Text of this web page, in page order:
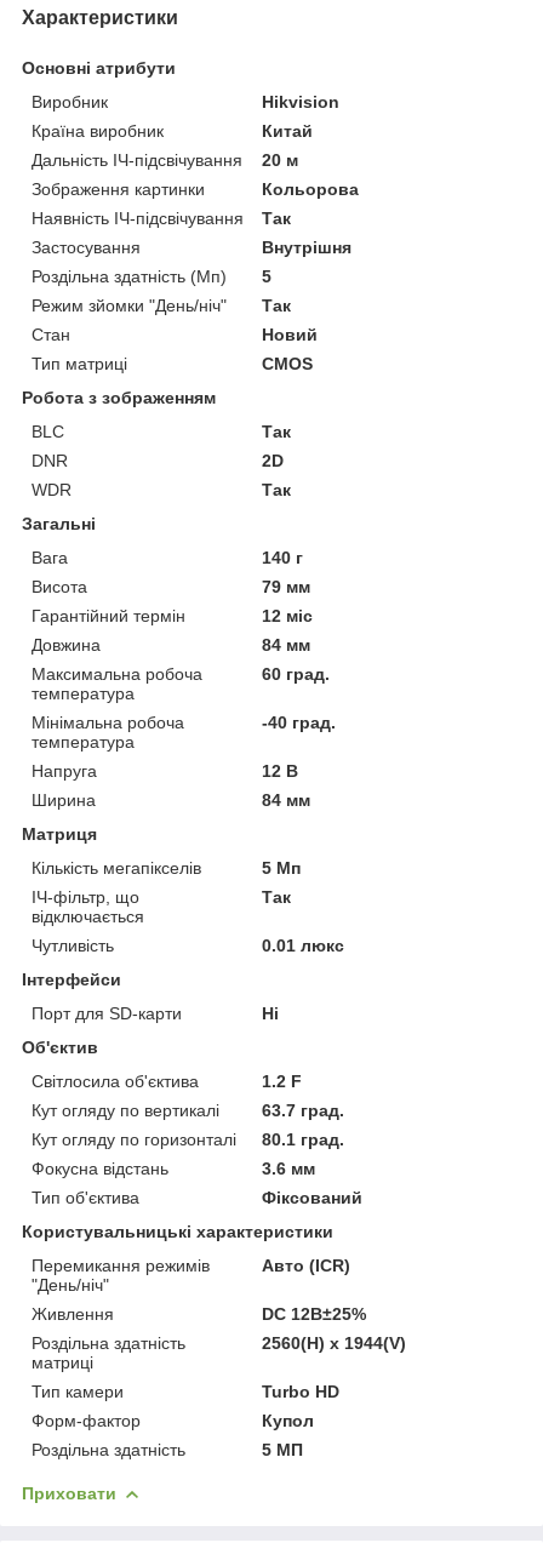
Характеристики
Основні атрибути
Виробник
Hikvision
Країна виробник
Китай
Дальність ІЧ-підсвічування
20 м
Зображення картинки
Кольорова
Наявність ІЧ-підсвічування
Так
Застосування
Внутрішня
Роздільна здатність (Мп)
5
Режим зйомки "День/ніч"
Так
Стан
Новий
Тип матриці
CMOS
Робота з зображенням
BLC
Так
DNR
2D
WDR
Так
Загальні
Вага
140 г
Висота
79 мм
Гарантійний термін
12 міс
Довжина
84 мм
Максимальна робоча
температура
60 град.
Мінімальна робоча
температура
-40 град.
Напруга
12 В
Ширина
84 мм
Матриця
Кількість мегапікселів
5 Мп
ІЧ-фільтр, що
відключається
Так
Чутливість
0.01 люкс
Інтерфейси
Порт для SD-карти
Ні
Об'єктив
Світлосила об'єктива
1.2 F
Кут огляду по вертикалі
63.7 град.
Кут огляду по горизонталі
80.1 град.
Фокусна відстань
3.6 мм
Тип об'єктива
Фіксований
Користувальницькі характеристики
Перемикання режимів
"День/ніч"
Авто (ICR)
Живлення
DC 12В±25%
Роздільна здатність
матриці
2560(H) х 1944(V)
Тип камери
Turbo HD
Форм-фактор
Купол
Роздільна здатність
5 МП
Приховати